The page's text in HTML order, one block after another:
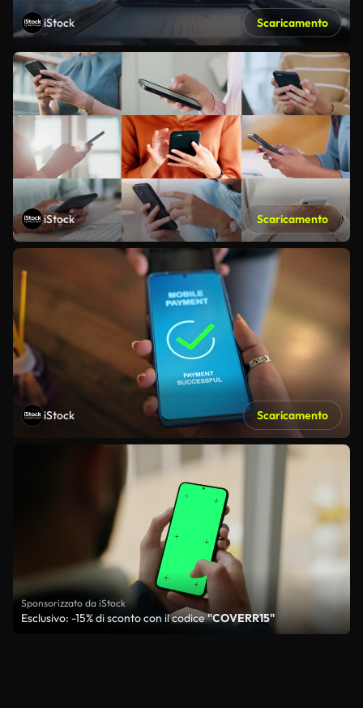
iStock Scaricamento
iStock Scaricamento
iStock Scaricamento
Sponsorizzato da iStock
Esclusivo: -15% di sconto con il codice"COVERR15"